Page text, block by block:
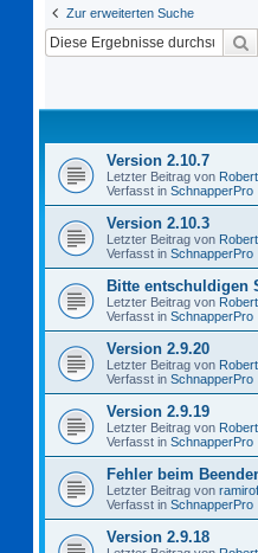
Zur erweiterten Suche
Version 2.10.7
Letzter Beitrag von
Verfasst in SchnapperPro
Version 2.10.3
Letzter Beitrag von
Verfasst in SchnapperPro
Bitte entschuldigen
Letzter Beitrag von
Verfasst in SchnapperPro
Version 2.9.20
Letzter Beitrag von
Verfasst in SchnapperPro
Version 2.9.19
Letzter Beitrag von
Verfasst in SchnapperPro
Fehler beim
Letzter Beitrag von
Verfasst in SchnapperPro
Version 2.9.18